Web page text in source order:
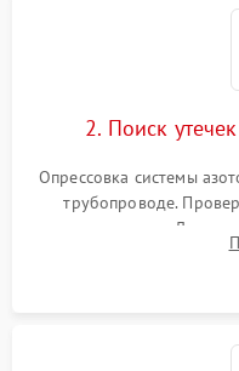
2. Поиск
Опрессовка системы
трубопроводе.
течеискателем.
продувка